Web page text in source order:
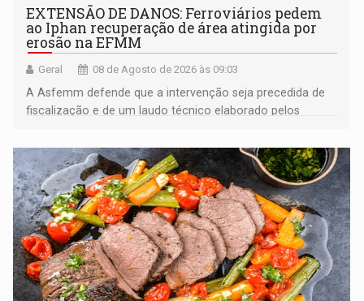
EXTENSÃO DE DANOS: Ferroviários pedem
ao Iphan recuperação de área atingida por
erosão na EFMM
Geral 08 de Agosto de 2026 às 09:03
A Asfemm defende que a intervenção seja precedida de
fiscalização e de um laudo técnico elaborado pelos